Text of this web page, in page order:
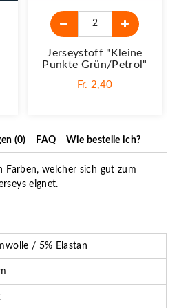
Jerseystoff "Kleine
Punkte Grün/petrol"
Fr. 2,40
(0) FAQ Wie bestelle ich?
Farben, welcher sich gut zum
eignet.
/ 5% Elastan